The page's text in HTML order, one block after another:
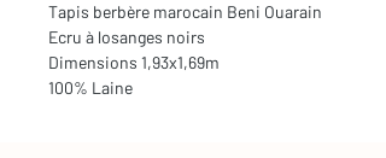
Tapis berbère marocain Beni Ouarain
Ecru à losanges noirs
Dimensions 1,93x1,69m
100% Laine